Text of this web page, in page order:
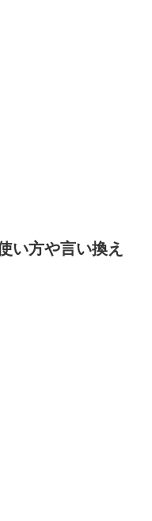
い方や言い換え